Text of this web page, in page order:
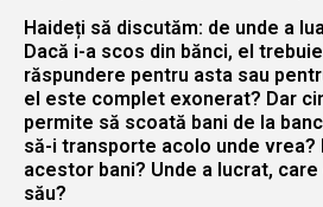
Haideți să discutăm: de unde a
Dacă i-a scos din bănci, el
răspundere pentru asta sau
el este complet exonerat? Dar
permite să scoată bani de la
să-i transporte acolo unde vrea?
acestor bani? Unde a lucrat,
său?